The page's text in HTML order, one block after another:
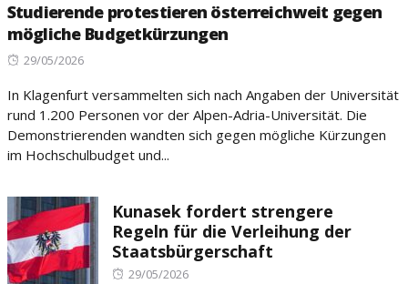
Studierende protestieren österreichweit gegen
mögliche Budgetkürzungen
Posted
29/05/2026
In Klagenfurt versammelten sich nach Angaben der Universität
rund 1.200 Personen vor der Alpen-Adria-Universität. Die
Demonstrierenden wandten sich gegen mögliche Kürzungen
im Hochschulbudget und...
Kunasek fordert strengere
Regeln für die Verleihung der
Staatsbürgerschaft
Posted
29/05/2026